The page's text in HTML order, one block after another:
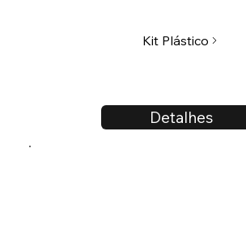
Detalhes
Kit Plástico